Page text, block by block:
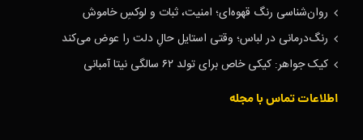
روان‌شناسی رنگ قهوه‌ای؛ امنیت، ثبات و لوکسِ خاموش
رنگ‌درمانی در لباس؛ وقتی استایل حالِ دلت را عوض می‌کند
کیک جواهر: کیکی خاص برای تولد ۶۲ سالگی نیتا آمبانی
اطلاعات تماس با مجله